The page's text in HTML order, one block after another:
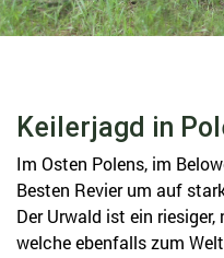
Keilerjagd in
Im Osten Polens, im
Besten Revier um auf
Der Urwald ist ein
welche ebenfalls zum